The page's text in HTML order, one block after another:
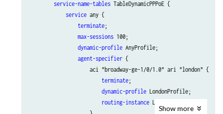
service-name-tables TableDynamicPPPoE {
service any {
terminate;
max-sessions 100;
dynamic-profile AnyProfile;
agent-specifier {
                    aci "broadway-ge-1/0/1.0" ari "london" {
terminate;
dynamic-profile LondonProfile;
routing-instance LondonRI;
Show more